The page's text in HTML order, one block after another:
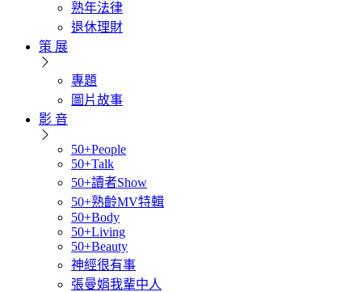
熟年法律
退休理財
策 展
專題
圖片故事
影 音
50+People
50+Talk
50+讀者Show
50+熟齡MV特輯
50+Body
50+Living
50+Beauty
神經很有事
張曼娟我輩中人